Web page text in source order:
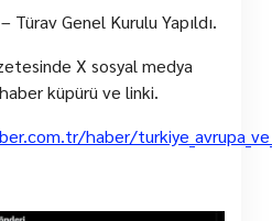
Türav Genel Kurulu Yapıldı.
X sosyal medya
küpürü ve linki.
haber/